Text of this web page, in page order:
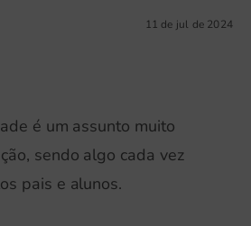
11 de jul de 2024
é um assunto muito
sendo algo cada vez
pais e alunos.